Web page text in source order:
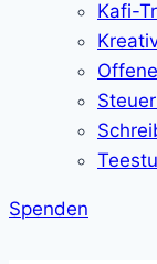
Kafi-
Spenden